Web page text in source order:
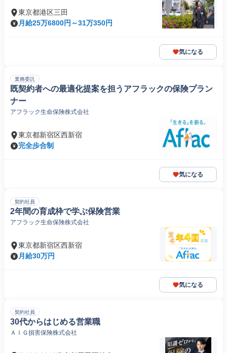
東京都港区三田
月給25万6800円～31万350円
気になる
業務委託
既契約者への最適化提案を担うアフラックの保険プラン
ナー
アフラック生命保険株式会社
東京都新宿区西新宿
完全歩合制
気になる
契約社員
2年間の育成枠で学ぶ保険営業
アフラック生命保険株式会社
東京都新宿区西新宿
月給30万円
気になる
契約社員
30代からはじめる営業職
ＡＩＧ損害保険株式会社